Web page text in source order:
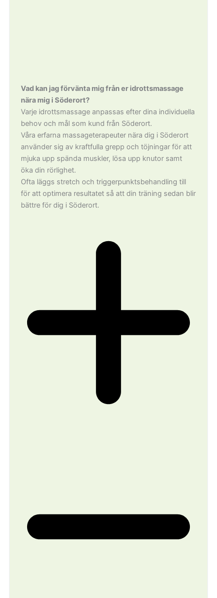
Vad kan jag förvänta mig från er idrottsmassage
nära mig i Söderort?
Varje idrottsmassage anpassas efter dina individuella
behov och mål som kund från Söderort.
Våra erfarna massageterapeuter nära dig i Söderort
använder sig av kraftfulla grepp och töjningar för att
mjuka upp spända muskler, lösa upp knutor samt
öka din rörlighet.
Ofta läggs stretch och triggerpunktsbehandling till
för att optimera resultatet så att din träning sedan blir
bättre för dig i Söderort.